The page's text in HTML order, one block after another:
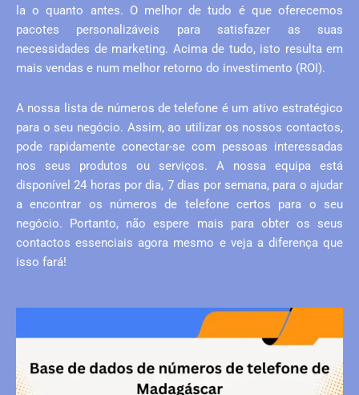
la o quanto antes. O melhor de tudo é que oferecemos
pacotes personalizáveis ​​para satisfazer as suas
necessidades de marketing. Acima de tudo, isto resulta em
mais vendas e num melhor retorno do investimento (ROI).
A nossa lista de números de telefone é um ativo estratégico
para o seu negócio. Assim, ao utilizar os nossos contactos,
pode rapidamente conectar-se com pessoas interessadas
nos seus produtos ou serviços. A nossa equipa está
disponível 24 horas por dia, 7 dias por semana, para o ajudar
a encontrar os números de telefone certos para o seu
negócio. Portanto, não espere mais para obter os seus
contactos essenciais agora mesmo e veja a diferença que
isso fará!